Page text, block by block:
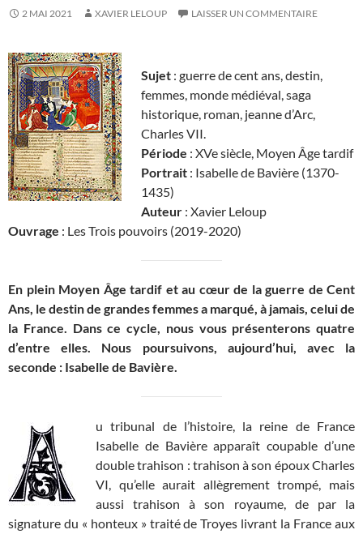
2 MAI 2021 XAVIER LELOUP LAISSER UN COMMENTAIRE
Sujet : guerre de cent ans, destin,
femmes, monde médiéval, saga
historique, roman, jeanne d’Arc,
Charles VII.
Période : XVe siècle, Moyen Âge tardif
Portrait : Isabelle de Bavière (1370-
1435)
Auteur : Xavier Leloup
Ouvrage : Les Trois pouvoirs (2019-2020)
En plein Moyen Âge tardif et au cœur de la guerre de Cent
Ans, le destin de grandes femmes a marqué, à jamais, celui de
la France. Dans ce cycle, nous vous présenterons quatre
d’entre elles. Nous poursuivons, aujourd’hui, avec la
seconde : Isabelle de Bavière.
u tribunal de l’histoire, la reine de France
Isabelle de Bavière apparaît coupable d’une
double trahison : trahison à son époux Charles
VI, qu’elle aurait allègrement trompé, mais
aussi trahison à son royaume, de par la
signature du « honteux » traité de Troyes livrant la France aux